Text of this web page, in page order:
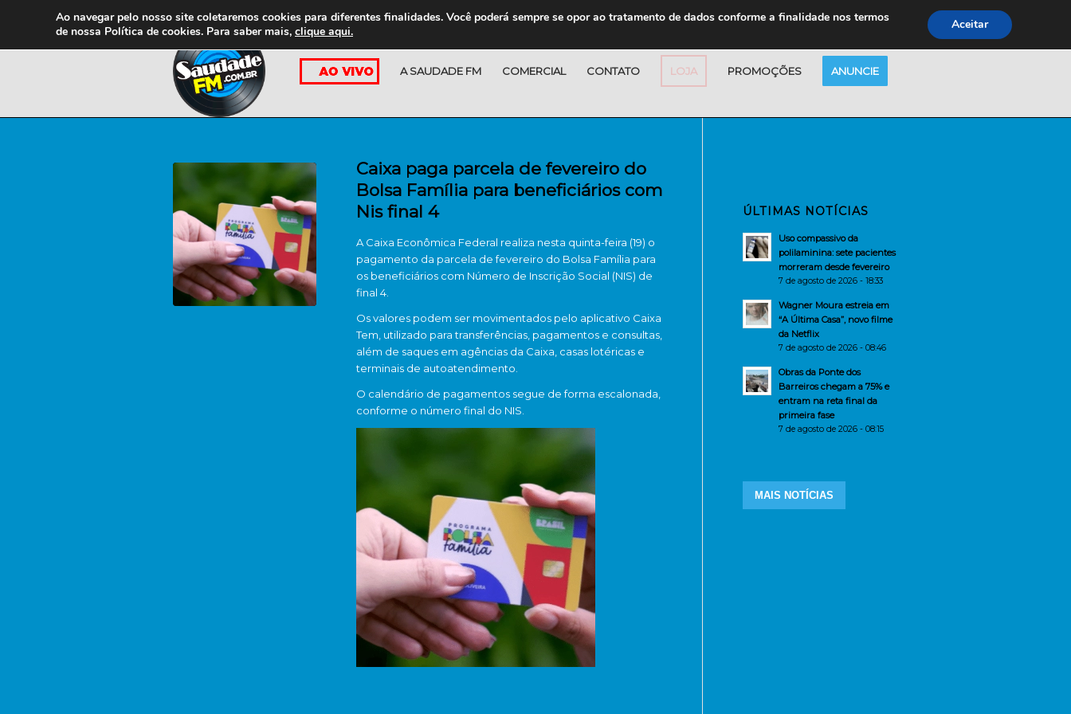
A SAUDADE FM COMERCIAL CONTATO LOJA PROMOÇÕES ANUNCIE
Caixa paga parcela de fevereiro do
Bolsa Família para beneficiários com
Nis final 4
A Caixa Econômica Federal realiza nesta quinta-feira (19) o
pagamento da parcela de fevereiro do Bolsa Família para
os beneficiários com Número de Inscrição Social (NIS) de
final 4.
Os valores podem ser movimentados pelo aplicativo Caixa
Tem, utilizado para transferências, pagamentos e consultas,
além de saques em agências da Caixa, casas lotéricas e
terminais de autoatendimento.
O calendário de pagamentos segue de forma escalonada,
conforme o número final do NIS.
ÚLTIMAS NOTÍCIAS
Uso compassivo da
polilaminina: sete pacientes
morreram desde fevereiro
7 de agosto de 2026 - 18:33
Wagner Moura estreia em
“A Última Casa”, novo filme
da Netflix
7 de agosto de 2026 - 08:46
Obras da Ponte dos
Barreiros chegam a 75% e
entram na reta final da
primeira fase
7 de agosto de 2026 - 08:15
MAIS NOTÍCIAS
Ao navegar pelo nosso site coletaremos cookies para diferentes finalidades. Você poderá sempre se opor ao tratamento de dados conforme a finalidade nos termos
de nossa Política de cookies. Para saber mais, clique aqui. Aceitar